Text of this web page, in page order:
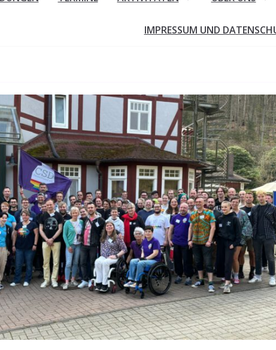
IMPRESSUM UND